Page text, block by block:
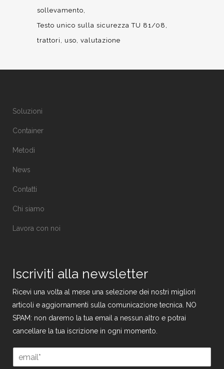
sollevamento
Testo unico sulla sicurezza TU 81/08
trattori
uso valutazione
Soluzioni
Container
Metodi
News
Contatti
Chi siamo
Lavora con noi
Iscriviti alla newsletter
Ricevi una volta al mese una selezione dei nostri migliori
articoli e aggiornamenti sulla comunicazione tecnica. NO
SPAM: non daremo la tua email a nessun altro e potrai
cancellare la tua iscrizione in ogni momento.
m